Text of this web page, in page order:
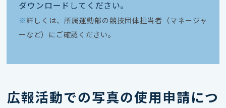
ダウンロードしてください｡
※ 詳しくは、所属運動部の競技団体担当者（マネージャ
ーなど）にご確認ください。
広報活動での写真の使用申請につ